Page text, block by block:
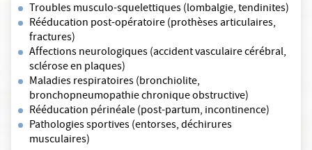
Troubles musculo-squelettiques (lombalgie, tendinites)
Rééducation post-opératoire (prothèses articulaires,
fractures)
Affections neurologiques (accident vasculaire cérébral,
sclérose en plaques)
Maladies respiratoires (bronchiolite,
bronchopneumopathie chronique obstructive)
Rééducation périnéale (post-partum, incontinence)
Pathologies sportives (entorses, déchirures
musculaires)